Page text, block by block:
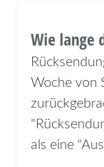
Wie lange
Woche von
als eine